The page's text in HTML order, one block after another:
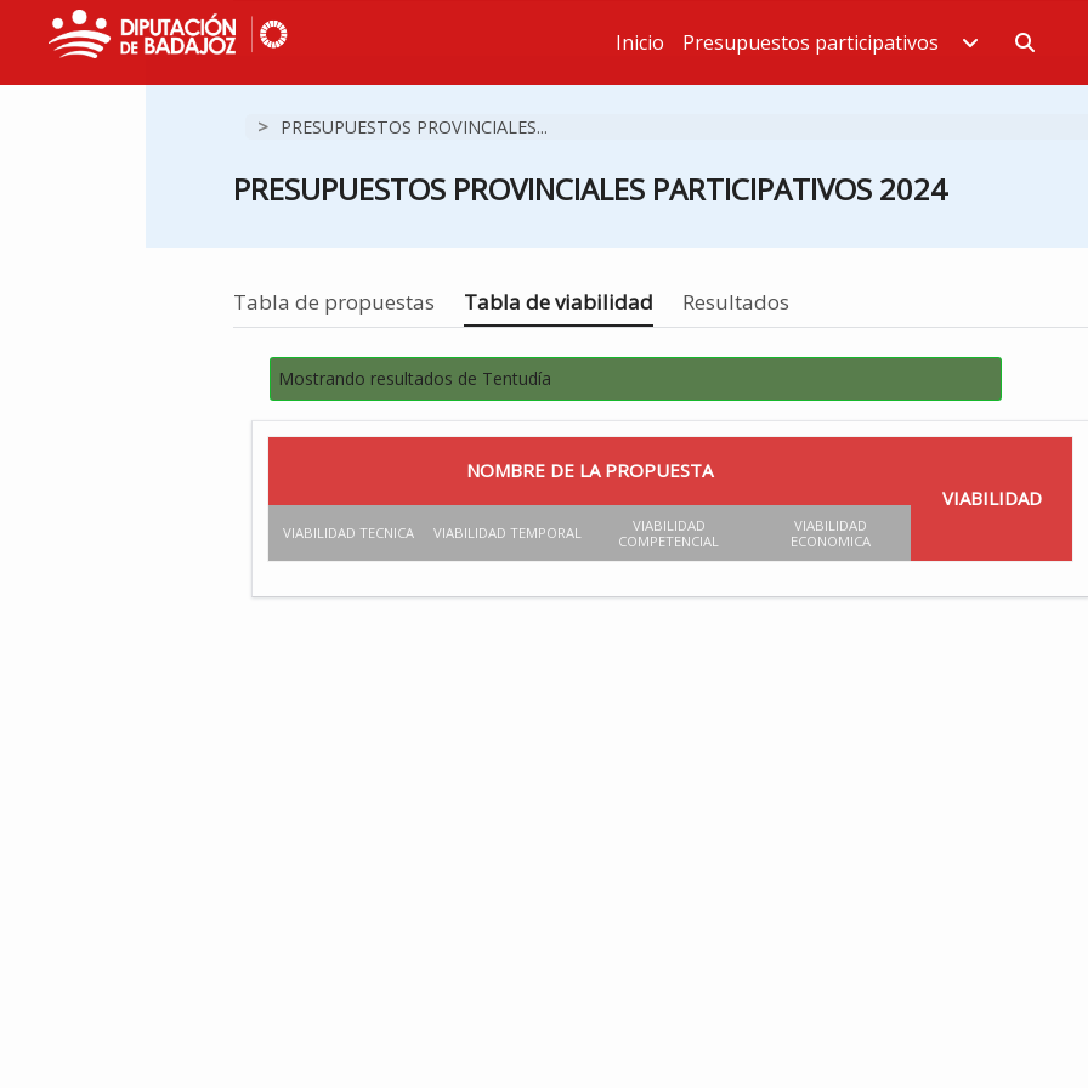
Estás en
Inicio Presupuestos participativos
> PRESUPUESTOS PROVINCIALES...
PRESUPUESTOS PROVINCIALES PARTICIPATIVOS 2024
Tabla de propuestas Estás en
Tabla de viabilidad Resultados
Mostrando resultados de Tentudía
NOMBRE DE LA PROPUESTA
VIABILIDAD
VIABILIDAD TECNICA VIABILIDAD TEMPORAL
VIABILIDAD
COMPETENCIAL
VIABILIDAD
ECONOMICA